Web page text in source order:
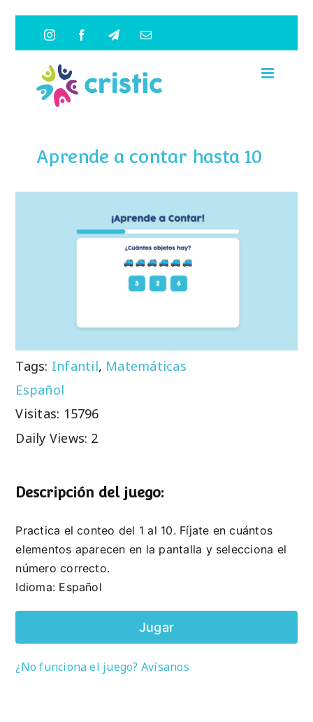
contenido
InstagramFacebookTelegramCorreo
Aprende a contar hasta 10
Tags: Infantil, Matemáticas
Español
Visitas: 15796
Daily Views: 2
Descripción del juego:
Practica el conteo del 1 al 10. Fíjate en cuántos
elementos aparecen en la pantalla y selecciona el
número correcto.
Idioma: Español
Jugar
¿No funciona el juego? Avísanos